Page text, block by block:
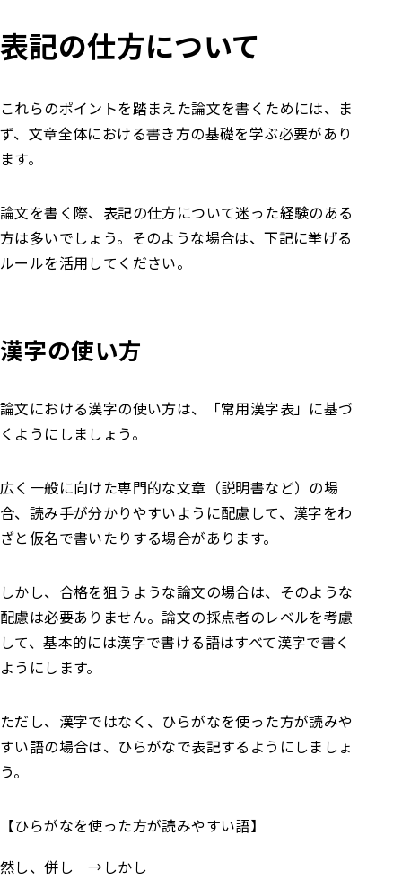
表記の仕方について
これらのポイントを踏まえた論文を書くためには、ま
ず、文章全体における書き方の基礎を学ぶ必要があり
ます。
論文を書く際、表記の仕方について迷った経験のある
方は多いでしょう。そのような場合は、下記に挙げる
ルールを活用してください。
漢字の使い方
論文における漢字の使い方は、「常用漢字表」に基づ
くようにしましょう。
広く一般に向けた専門的な文章（説明書など）の場
合、読み手が分かりやすいように配慮して、漢字をわ
ざと仮名で書いたりする場合があります。
しかし、合格を狙うような論文の場合は、そのような
配慮は必要ありません。論文の採点者のレベルを考慮
して、基本的には漢字で書ける語はすべて漢字で書く
ようにします。
ただし、漢字ではなく、ひらがなを使った方が読みや
すい語の場合は、ひらがなで表記するようにしましょ
う。
【ひらがなを使った方が読みやすい語】
然し、併し →しかし